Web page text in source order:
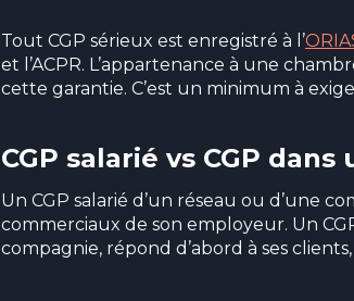
Tout CGP sérieux est enregistré à l’
et l’ACPR. L’appartenance à une
cette garantie. C’est un minimum à
CGP salarié vs CGP
Un CGP salarié d’un réseau ou d’une
commerciaux de son employeur. Un
compagnie, répond d’abord à ses